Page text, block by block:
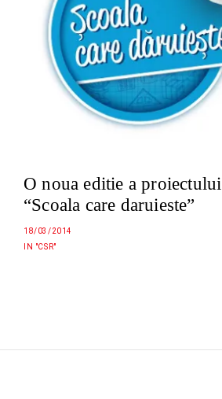
O noua editie a proiectului
“Scoala care daruieste”
18/03/2014
IN "CSR"